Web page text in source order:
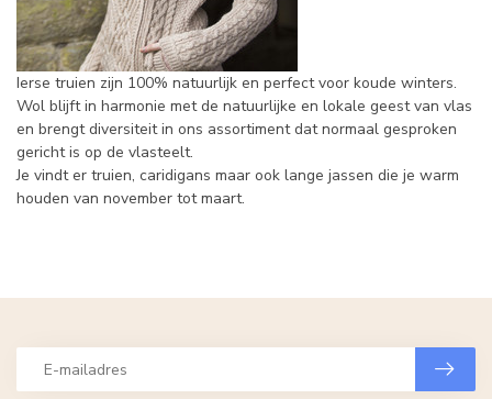
Ierse truien zijn 100% natuurlijk en perfect voor koude winters.
Wol blijft in harmonie met de natuurlijke en lokale geest van vlas
en brengt diversiteit in ons assortiment dat normaal gesproken
gericht is op de vlasteelt.
Je vindt er truien, caridigans maar ook lange jassen die je warm
houden van november tot maart.